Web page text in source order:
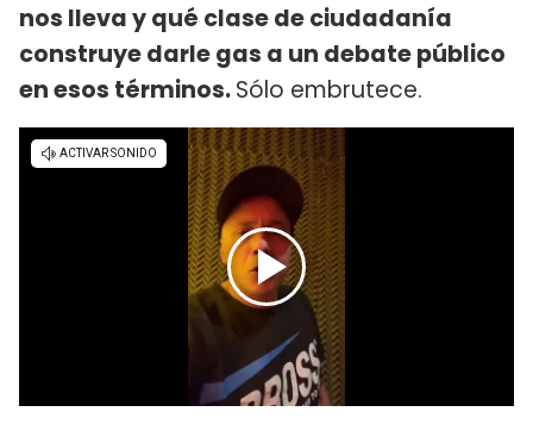
nos lleva y qué clase de ciudadanía
construye darle gas a un debate público
en esos términos.Sólo embrutece.